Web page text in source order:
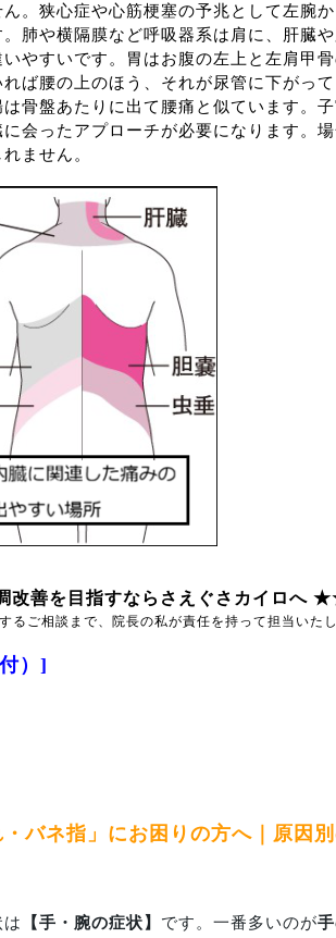
。狭心症や心筋梗塞の予兆として左腕
肺や横隔膜など呼吸器系は肩に、肝臓
やすいです。胃はお腹の左上と左肩甲
ば腰の上のほう、それが尿管に下がって
骨盤あたりに出て腰痛と似ています。
会ったアプローチが必要になります。
ません。
改善を目指すならさえぐさカイロへ
ご相談まで、院長の私が責任を持って担当いたし
）]
バネ指」にお困りの方へ｜原因
【手・腕の症状】 です。一番多いのが